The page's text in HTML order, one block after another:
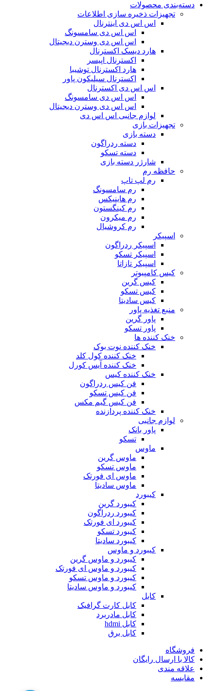
دسته‌بندی محصولات
تجهیزات ذخیره سازی اطلاعات
اس اس دی اینترنال
اس اس دی سامسونگ
اس اس دی وسترن دیجیتال
هارد دیسک اکسترنال
اکسترنال اپیسر
هارد اکسترنال توشیبا
اکسترنال سیلیکون پاور
اس اس دی اکسترنال
اس اس دی سامسونگ
اس اس دی وسترن دیجیتال
لوازم جانبی اس اس دی
تجهیزات بازی
دسته بازی
دسته ردراگون
دسته تسکو
شارژر دسته بازی
حافظه رم
رم لپ تاپ
رم سامسونگ
رم هاینیکس
رم کینگستون
رم میکرون
رم کروشیال
اسپیکر
اسپیکر ردراگون
اسپیکر تسکو
اسپیکر تازاتا
کیس کامپیوتر
کیس گرین
کیس تسکو
کیس سادیتا
منبع تغذیه‌ پاور
پاور گرین
پاور تسکو
خنک کننده ها
خنک کننده نوت بوک
خنک کننده کول کلد
خنک کننده آیس کورل
خنک کننده کیس
فن کیس ردراگون
فن کیس تسکو
فن کیس گیم مکس
خنک کننده پردازنده
لوازم جانبی
پاور بانک
تسکو
ماوس
ماوس گرین
ماوس تسکو
ماوس ای فورتک
ماوس سادیتا
کیبورد
کیبورد گرین
کیبورد ردراگون
کیبورد ای فورتک
کیبورد تسکو
کیبورد سادیتا
کیبورد و ماوس
کیبورد و ماوس گرین
کیبورد و ماوس ای فورتک
کیبورد و ماوس تسکو
کیبورد و ماوس سادیتا
کابل
کابل کارت گرافیک
کابل مادربرد
کابل hdmi
کابل برق
فروشگاه
کالا با ارسال رایگان
علاقه مندی
مقایسه